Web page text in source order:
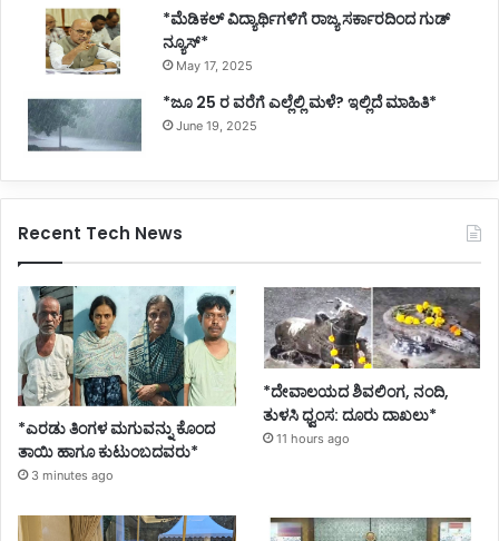
*ಮೆಡಿಕಲ್ ವಿದ್ಯಾರ್ಥಿಗಳಿಗೆ ರಾಜ್ಯ ಸರ್ಕಾರದಿಂದ ಗುಡ್
ನ್ಯೂಸ್*
May 17, 2025
*ಜೂ 25 ರ ವರೆಗೆ ಎಲ್ಲೆಲ್ಲಿ ಮಳೆ? ಇಲ್ಲಿದೆ ಮಾಹಿತಿ*
June 19, 2025
Recent Tech News
*ಎರಡು ತಿಂಗಳ ಮಗುವನ್ನು ಕೊಂದ
ತಾಯಿ ಹಾಗೂ ಕುಟುಂಬದವರು*
3 minutes ago
*ದೇವಾಲಯದ ಶಿವಲಿಂಗ, ನಂದಿ,
ತುಳಸಿ ಧ್ವಂಸ: ದೂರು ದಾಖಲು*
11 hours ago